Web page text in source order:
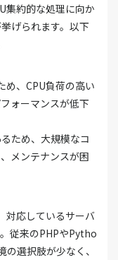
集約的な処理に向か
げられます。以下
め、CPU負荷の高い
ォーマンスが低下
ため、大規模なコ
メンテナンスが困
対応しているサーバ
従来のPHPやPytho
選択肢が少なく、